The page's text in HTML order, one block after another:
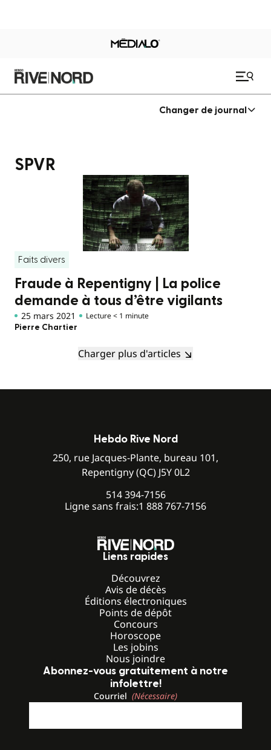
Changer de journal
SPVR
Faits divers
Fraude à Repentigny | La police
demande à tous d’être vigilants
25 mars 2021 Lecture < 1 minute
Pierre Chartier
Charger plus d'articles
Hebdo Rive Nord
250, rue Jacques-Plante, bureau 101,
Repentigny (QC) J5Y 0L2
514 394-7156
Ligne sans frais:1 888 767-7156
Liens rapides
Découvrez
Avis de décès
Éditions électroniques
Points de dépôt
Concours
Horoscope
Les jobins
Nous joindre
Abonnez-vous gratuitement à notre
infolettre!
Courriel (Nécessaire)